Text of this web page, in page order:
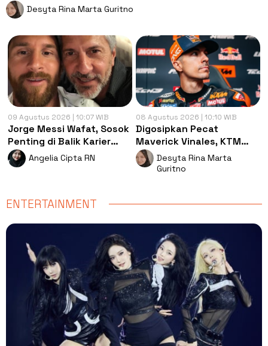
Desyta Rina Marta Guritno
09 Agustus 2026 | 10:07 WIB
Jorge Messi Wafat, Sosok
Penting di Balik Karier
Lionel Messi
Angelia Cipta RN
08 Agustus 2026 | 10:10 WIB
Digosipkan Pecat
Maverick Vinales, KTM
Bakal Dibenci Pembalap
MotoGP?
Desyta Rina Marta
Guritno
ENTERTAINMENT